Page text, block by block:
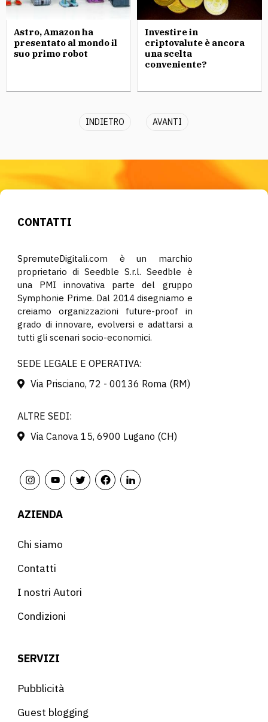
Astro, Amazon ha
presentato al mondo il
suo primo robot
Investire in
criptovalute è ancora
una scelta
conveniente?
INDIETRO AVANTI
CONTATTI
SpremuteDigitali.com è un marchio
proprietario di Seedble S.r.l. Seedble è
una PMI innovativa parte del gruppo
Symphonie Prime. Dal 2014 disegniamo e
creiamo organizzazioni future-proof in
grado di innovare, evolversi e adattarsi a
tutti gli scenari socio-economici.
SEDE LEGALE E OPERATIVA:
Via Prisciano, 72 - 00136 Roma (RM)
ALTRE SEDI:
Via Canova 15, 6900 Lugano (CH)
AZIENDA
Chi siamo
Contatti
I nostri Autori
Condizioni
SERVIZI
Pubblicità
Guest blogging